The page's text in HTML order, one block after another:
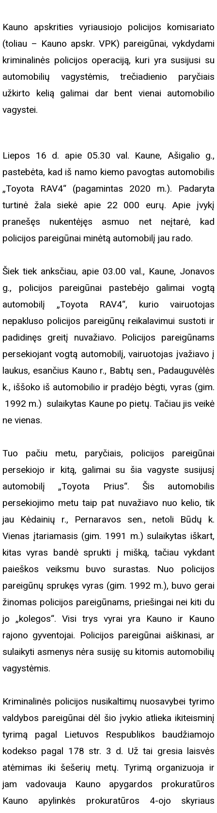
Kauno apskrities vyriausiojo policijos komisariato
(toliau – Kauno apskr. VPK) pareigūnai, vykdydami
kriminalinės policijos operaciją, kuri yra susijusi su
automobilių vagystėmis, trečiadienio paryčiais
užkirto kelią galimai dar bent vienai automobilio
vagystei.
Liepos 16 d. apie 05.30 val. Kaune, Ašigalio g.,
pastebėta, kad iš namo kiemo pavogtas automobilis
„Toyota RAV4“ (pagamintas 2020 m.). Padaryta
turtinė žala siekė apie 22 000 eurų. Apie įvykį
pranešęs nukentėjęs asmuo net neįtarė, kad
policijos pareigūnai minėtą automobilį jau rado.
Šiek tiek anksčiau, apie 03.00 val., Kaune, Jonavos
g., policijos pareigūnai pastebėjo galimai vogtą
automobilį „Toyota RAV4“, kurio vairuotojas
nepakluso policijos pareigūnų reikalavimui sustoti ir
padidinęs greitį nuvažiavo. Policijos pareigūnams
persekiojant vogtą automobilį, vairuotojas įvažiavo į
laukus, esančius Kauno r., Babtų sen., Padauguvėlės
k., iššoko iš automobilio ir pradėjo bėgti, vyras (gim.
1992 m.) sulaikytas Kaune po pietų. Tačiau jis veikė
ne vienas.
Tuo pačiu metu, paryčiais, policijos pareigūnai
persekiojo ir kitą, galimai su šia vagyste susijusį
automobilį „Toyota Prius“. Šis automobilis
persekiojimo metu taip pat nuvažiavo nuo kelio, tik
jau Kėdainių r., Pernaravos sen., netoli Būdų k.
Vienas įtariamasis (gim. 1991 m.) sulaikytas iškart,
kitas vyras bandė sprukti į mišką, tačiau vykdant
paieškos veiksmu buvo surastas. Nuo policijos
pareigūnų sprukęs vyras (gim. 1992 m.), buvo gerai
žinomas policijos pareigūnams, priešingai nei kiti du
jo „kolegos“. Visi trys vyrai yra Kauno ir Kauno
rajono gyventojai. Policijos pareigūnai aiškinasi, ar
sulaikyti asmenys nėra susiję su kitomis automobilių
vagystėmis.
Kriminalinės policijos nusikaltimų nuosavybei tyrimo
valdybos pareigūnai dėl šio įvykio atlieka ikiteisminį
tyrimą pagal Lietuvos Respublikos baudžiamojo
kodekso pagal 178 str. 3 d. Už tai gresia laisvės
atėmimas iki šešerių metų. Tyrimą organizuoja ir
jam vadovauja Kauno apygardos prokuratūros
Kauno apylinkės prokuratūros 4-ojo skyriaus